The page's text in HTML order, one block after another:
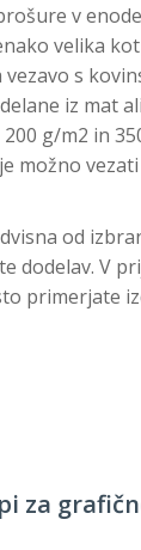
v
velika
s
iz mat
g/m2 in
možno
od
dodelav. V
primerjate
za